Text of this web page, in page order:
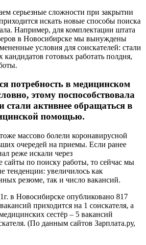
серьезные сложности при закрытии
искать новые способы поиска
Например, для комплектации штата
в Новосибирске мы вынуждены
условия для соискателей: стали
кандидатов готовых работать полдня,
потребность в медицинском
этому поспособствовала
стали активнее обращаться в
помощью.
массово болели коронавирусной
очередей на приемы. Если ранее
реже искали через
сайты по поиску работы, то сейчас мы
тенденции: увеличилось как
резюме, так и число вакансий.
в Новосибирске опубликовано 817
приходится на 1 соискателя, а
сестёр – 5 вакансий
(По данным сайтов Зарплата.ру,